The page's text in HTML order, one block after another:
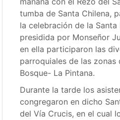
tumba de Santa Chilena,
la celebración de la
presidida por Monseñor
en ella participaron las
parroquiales de las zonas
Bosque- La Pintana.
Durante la tarde los
congregaron en dicho
del Vía Crucis, en el cual